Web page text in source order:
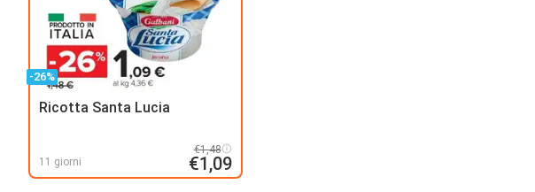
-26%
Ricotta Santa Lucia
11 giorni
€1,48
€1,09